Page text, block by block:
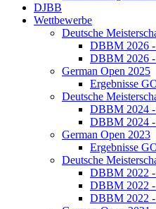
DJBB
Wettbewerbe
Deutsche
DBBM 2026
DBBM 2026
German Open 2025
Ergebnisse
Deutsche
DBBM 2024
DBBM 2024 -
German Open 2023
Ergebnisse
Deutsche
DBBM 2022 -
DBBM 2022 -
DBBM 2022